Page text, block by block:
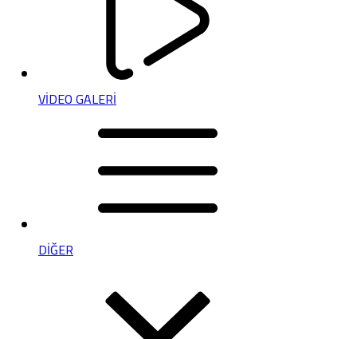
VİDEO GALERİ
DİĞER